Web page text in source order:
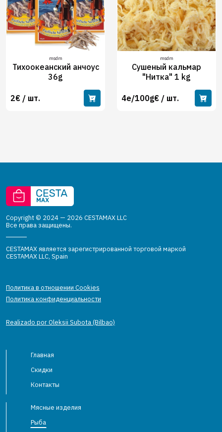
msdm
Тихоокеанский анчоус
36g
2€ / шт.
msdm
Сушеный кальмар
"Нитка" 1 kg
4e/100g€ / шт.
Copyright © 2024 — 2026 CESTAMAX LLC
Все права защищены.
CESTAMAX является зарегистрированной торговой маркой
CESTAMAX LLC, Spain
Политика в отношении Cookies
Политика конфиденциальности
Realizado por Oleksii Subota (Bilbao)
Главная
Скидки
Контакты
Мясные изделия
Рыба